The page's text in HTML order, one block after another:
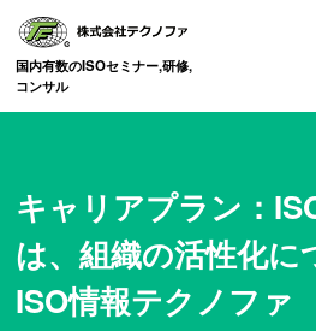
国内有数のISOセミナー,研修,
コンサル
キャリアプラン：
は、組織の活性化に
ISO情報テクノファ